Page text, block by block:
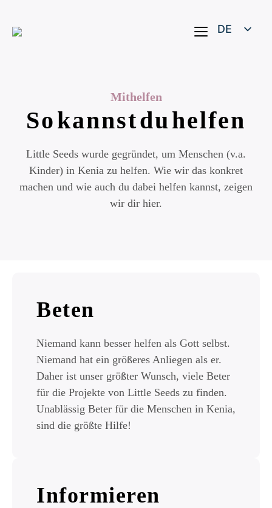
DE
Mithelfen
So kannst du helfen
Little Seeds wurde gegründet, um Menschen (v.a.
Kinder) in Kenia zu helfen. Wie wir das konkret
machen und wie auch du dabei helfen kannst, zeigen
wir dir hier.
Beten
Niemand kann besser helfen als Gott selbst.
Niemand hat ein größeres Anliegen als er.
Daher ist unser größter Wunsch, viele Beter
für die Projekte von Little Seeds zu finden.
Unablässig Beter für die Menschen in Kenia,
sind die größte Hilfe!
Informieren